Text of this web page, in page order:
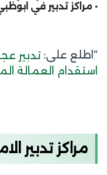
• مراكز تدبير في
“اطلع على: تدبير
استقدام العمالة
مراكز تدبير